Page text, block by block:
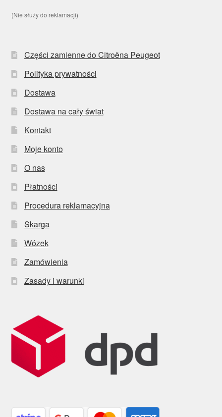
(Nie służy do reklamacji)
Części zamienne do Citroëna Peugeot
Polityka prywatności
Dostawa
Dostawa na cały świat
Kontakt
Moje konto
O nas
Płatności
Procedura reklamacyjna
Skarga
Wózek
Zamówienia
Zasady i warunki